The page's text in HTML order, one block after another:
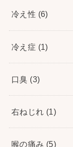
冷え性 (6)
冷え症 (1)
口臭 (3)
右ねじれ (1)
喉の痛み (5)